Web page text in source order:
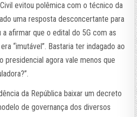
evitou polêmica com o técnico da
uma resposta desconcertante para
a afirmar que o edital do 5G com as
“imutável”. Bastaria ter indagado ao
presidencial agora vale menos que
da República baixar um decreto
de governança dos diversos